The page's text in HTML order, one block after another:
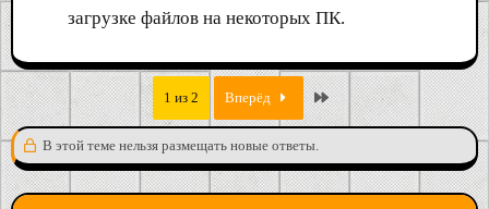
загрузке файлов на некоторых ПК.
1 из 2 Вперёд Last
В этой теме нельзя размещать новые ответы.